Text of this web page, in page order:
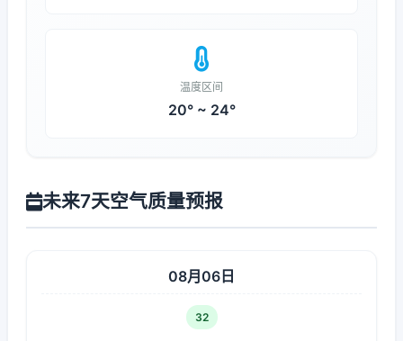
温度区间
20° ~ 24°
未来7天空气质量预报
08月06日
32